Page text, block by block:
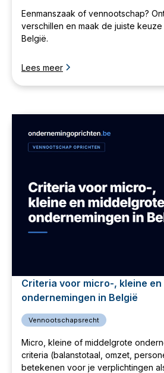
Eenmanszaak of vennootschap?
verschillen en maak de juiste
België.
Lees meer
Criteria voor micro-, kleine
ondernemingen in België
Vennootschapsrecht
Micro, kleine of middelgrote
criteria (balanstotaal, omzet,
betekenen voor je verplichtingen